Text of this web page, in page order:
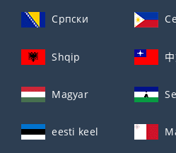
Српски
Shqip
Magyar
eesti keel